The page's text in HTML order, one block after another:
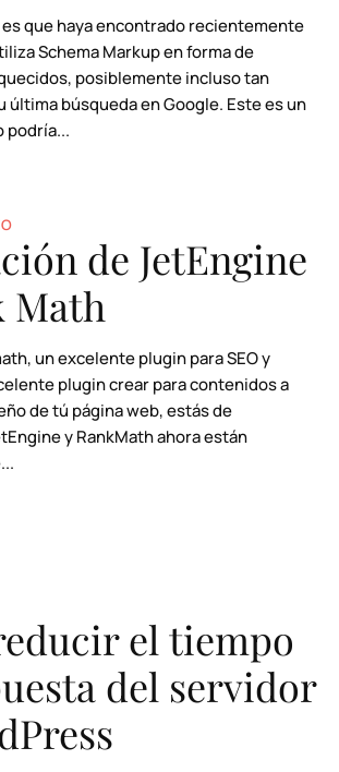
es que haya encontrado recientemente
Schema Markup en forma de
posiblemente incluso tan
última búsqueda en Google. Este es un
podría...
de JetEngine
Math
un excelente plugin para SEO y
plugin crear para contenidos a
de tú página web, estás de
y RankMath ahora están
el tiempo
del servidor